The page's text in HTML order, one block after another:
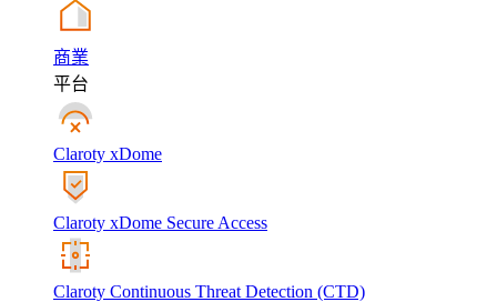
商業
平台
Claroty xDome
Claroty xDome Secure Access
Claroty Continuous Threat Detection (CTD)